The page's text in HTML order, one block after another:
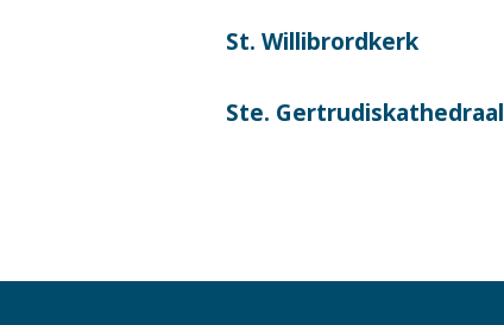
St. Willibrordkerk
Ste. Gertrudiskathedraal